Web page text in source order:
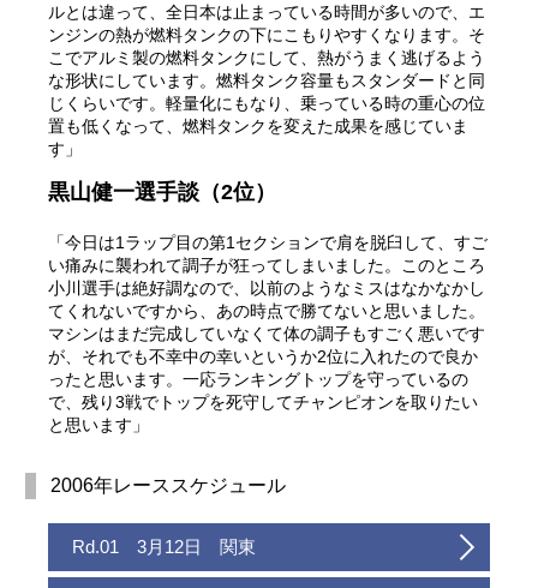
ルとは違って、全日本は止まっている時間が多いので、エ
ンジンの熱が燃料タンクの下にこもりやすくなります。そ
こでアルミ製の燃料タンクにして、熱がうまく逃げるよう
な形状にしています。燃料タンク容量もスタンダードと同
じくらいです。軽量化にもなり、乗っている時の重心の位
置も低くなって、燃料タンクを変えた成果を感じていま
す」
黒山健一選手談（2位）
「今日は1ラップ目の第1セクションで肩を脱臼して、すご
い痛みに襲われて調子が狂ってしまいました。このところ
小川選手は絶好調なので、以前のようなミスはなかなかし
てくれないですから、あの時点で勝てないと思いました。
マシンはまだ完成していなくて体の調子もすごく悪いです
が、それでも不幸中の幸いというか2位に入れたので良か
ったと思います。一応ランキングトップを守っているの
で、残り3戦でトップを死守してチャンピオンを取りたい
と思います」
2006年レーススケジュール
Rd.01 3月12日 関東